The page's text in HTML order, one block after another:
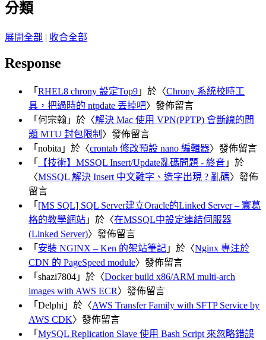
分類
展開全部 | 收合全部
Response
「 RHEL8 chrony 設定Top9 」於〈Chrony 系統校時工
具，把過時的 ntpdate 丟掉吧〉發佈留言
「 何宗翰 」於〈解決 Mac 使用 VPN(PPTP) 會斷線的問
題 MTU 封包限制 〉發佈留言
「 nobita 」於〈crontab 修改預設 nano 編輯器〉發佈留言
「
【技術】MSSQL Insert/Update亂碼問題 - 終音 」於
〈MSSQL 解決 Insert 中文難字、造字出現 ? 亂碼〉發佈
留言
「 [MS SQL] SQL Server建立Oracle的Linked Server – 寰葛
格的教學網站 」於〈在MSSQL中設定連結伺服器
(Linked Server)〉發佈留言
「 安裝 NGINX – Ken 的架站筆記 」於〈Nginx 專注於
CDN 的 PageSpeed module〉發佈留言
「 shazi7804 」於〈Docker build x86/ARM multi-arch
images with AWS ECR〉發佈留言
「 Delphi 」於〈AWS Transfer Family with SFTP Service by
AWS CDK〉發佈留言
「 MySQL Replication Slave 使用 Bash Script 來忽略錯誤